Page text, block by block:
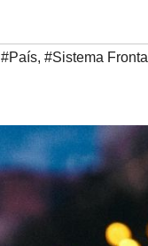
#País, #Sistema Frontal